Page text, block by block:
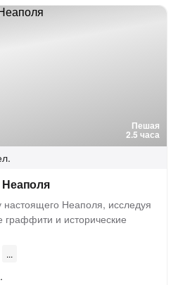
Пешая
2.5 часа
настоящего Неаполя, исследуя
граффити и исторические